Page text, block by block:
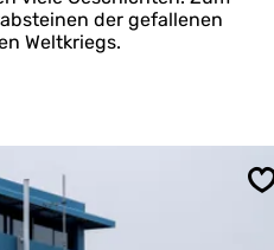
der gefallenen
Weltkriegs.